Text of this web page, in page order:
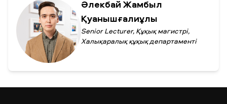
Әлекбай Жамбыл
Қуанышғалиұлы
Senior Lecturer, Құқық магистрі,
Халықаралық құқық департаменті